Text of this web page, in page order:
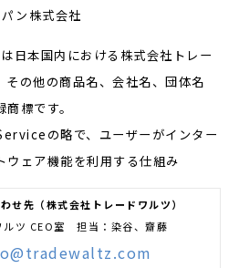
株式会社
日本国内における株式会社トレー
その他の商品名、会社名、団体名
標です。
の略で、ユーザーがインター
ウェア機能を利用する仕組み
せ先（株式会社トレードワルツ）
ツ CEO室 担当：染谷、齋藤